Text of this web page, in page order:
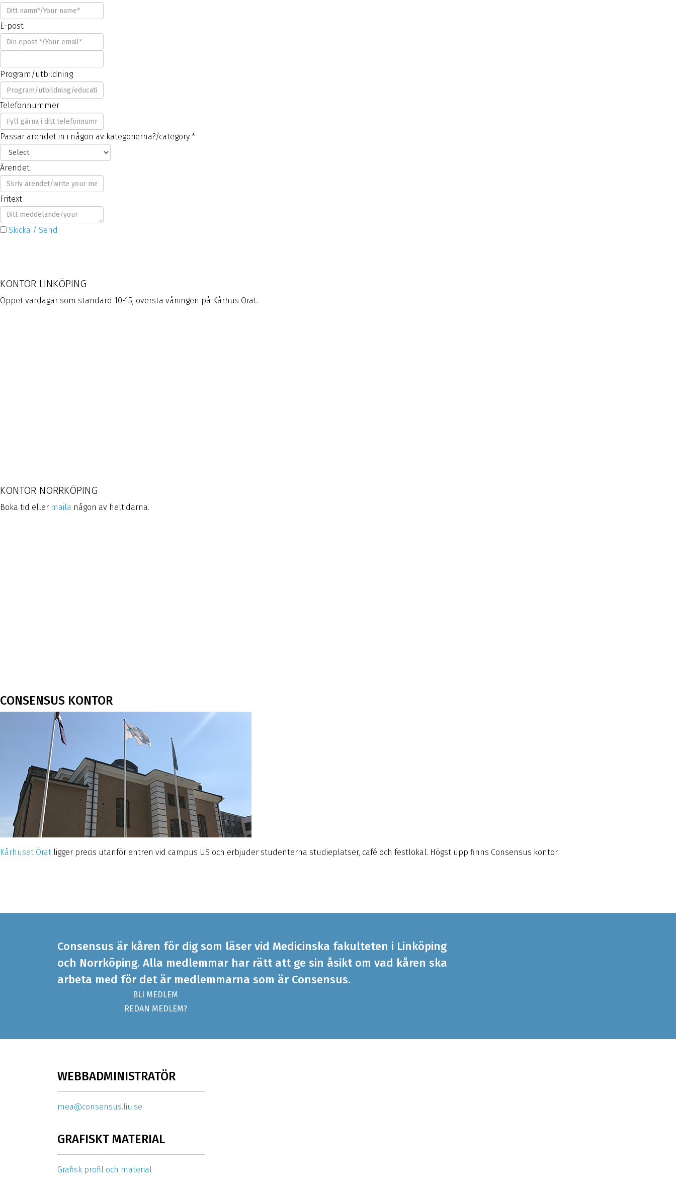
E-post
Program/utbildning
Telefonnummer
Passar ärendet in i någon av kategorierna?/category *
Ärendet
Fritext
Skicka / Send
KONTOR LINKÖPING
Öppet vardagar som standard 10-15, översta våningen på Kårhus Örat.
KONTOR NORRKÖPING
Boka tid eller maila någon av heltidarna.
CONSENSUS KONTOR
Kårhuset Örat ligger precis utanför entren vid campus US och erbjuder studenterna studieplatser, café och festlokal. Högst upp finns Consensus kontor.
Consensus är kåren för dig som läser vid Medicinska fakulteten i Linköping
och Norrköping. Alla medlemmar har rätt att ge sin åsikt om vad kåren ska
arbeta med för det är medlemmarna som är Consensus.
BLI MEDLEM
REDAN MEDLEM?
WEBBADMINISTRATÖR
mea@consensus.liu.se
GRAFISKT MATERIAL
Grafisk profil och material